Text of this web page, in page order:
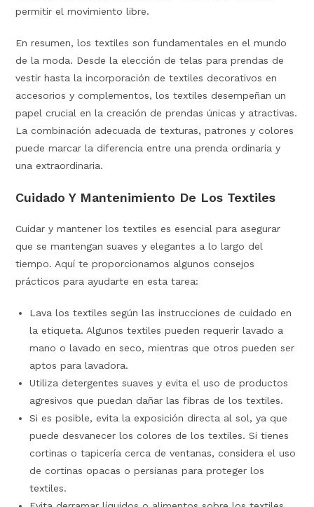
permitir el movimiento libre.
En resumen, los textiles son fundamentales en el mundo
de la moda. Desde la elección de telas para prendas de
vestir hasta la incorporación de textiles decorativos en
accesorios y complementos, los textiles desempeñan un
papel crucial en la creación de prendas únicas y atractivas.
La combinación adecuada de texturas, patrones y colores
puede marcar la diferencia entre una prenda ordinaria y
una extraordinaria.
Cuidado Y Mantenimiento De Los Textiles
Cuidar y mantener los textiles es esencial para asegurar
que se mantengan suaves y elegantes a lo largo del
tiempo. Aquí te proporcionamos algunos consejos
prácticos para ayudarte en esta tarea:
Lava los textiles según las instrucciones de cuidado en
la etiqueta. Algunos textiles pueden requerir lavado a
mano o lavado en seco, mientras que otros pueden ser
aptos para lavadora.
Utiliza detergentes suaves y evita el uso de productos
agresivos que puedan dañar las fibras de los textiles.
Si es posible, evita la exposición directa al sol, ya que
puede desvanecer los colores de los textiles. Si tienes
cortinas o tapicería cerca de ventanas, considera el uso
de cortinas opacas o persianas para proteger los
textiles.